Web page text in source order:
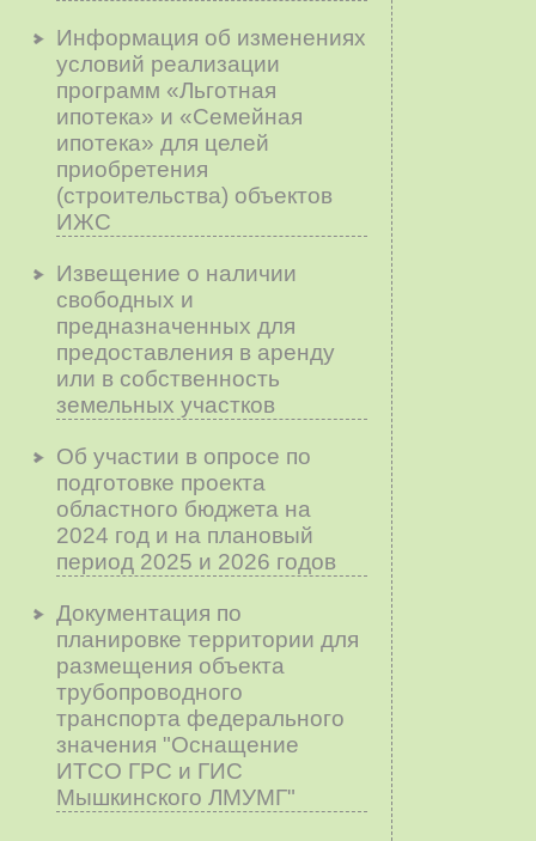
Информация об изменениях
условий реализации
программ «Льготная
ипотека» и «Семейная
ипотека» для целей
приобретения
(строительства) объектов
ИЖС
Извещение о наличии
свободных и
предназначенных для
предоставления в аренду
или в собственность
земельных участков
Об участии в опросе по
подготовке проекта
областного бюджета на
2024 год и на плановый
период 2025 и 2026 годов
Документация по
планировке территории для
размещения объекта
трубопроводного
транспорта федерального
значения "Оснащение
ИТСО ГРС и ГИС
Мышкинского ЛМУМГ"